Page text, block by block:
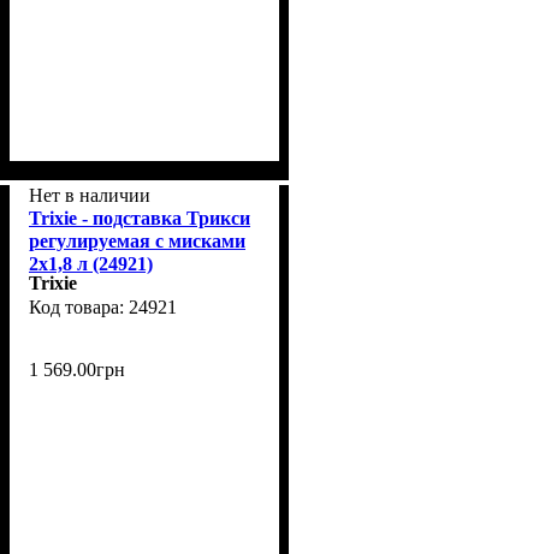
Нет в наличии
Trixie - подставка Трикси
регулируемая с мисками
2х1,8 л (24921)
Trixie
24921
1 569.00грн